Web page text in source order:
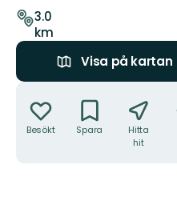
leden
3.0
km
Visa på kartan
Besökt Spara
Hitta
hit